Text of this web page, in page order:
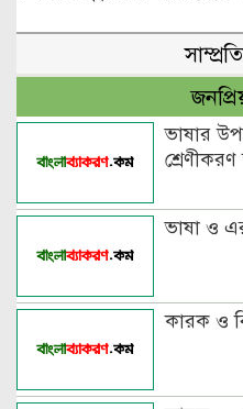
ভাষার
শ্রেণীকরণ
ভাষা ও
কারক ও